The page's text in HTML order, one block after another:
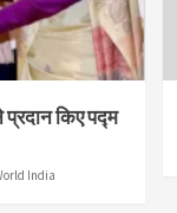
प्रदान किए पद्म
India